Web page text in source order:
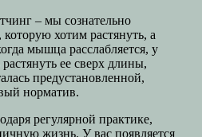
– мы сознательно
хотим растянуть, а
мышца расслабляется, у
ее сверх длины,
предустановленной,
норматив.
регулярной практике,
жизнь. У вас появляется